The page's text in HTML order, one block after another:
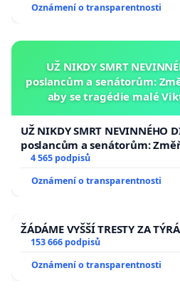
Oznámení o transparentnosti
UŽ NIKDY SMRT
poslancům a senátorům:
aby se tragédie malé
UŽ NIKDY SMRT NEVINNÉHO
poslancům a senátorům:
aby se tragédie malé
4 565 podpisů
Oznámení o transparentnosti
ŽÁDÁME VYŠŠÍ TRESTY ZA
153 666 podpisů
Oznámení o transparentnosti